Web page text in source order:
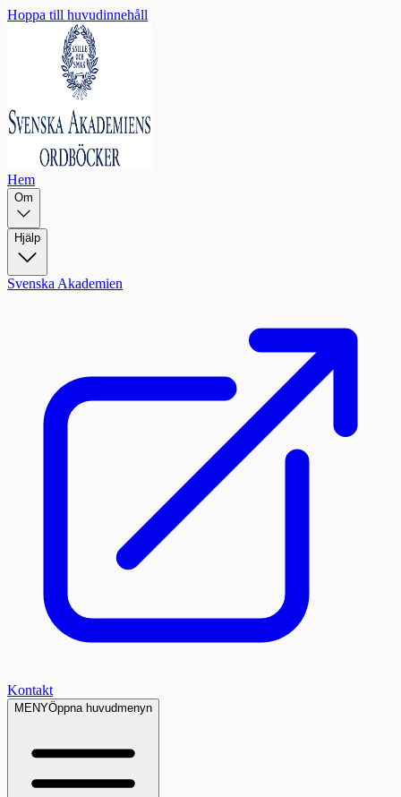
Hoppa till huvudinnehåll
Hem
Om
Hjälp
Svenska Akademien
Kontakt
MENYÖppna huvudmenyn